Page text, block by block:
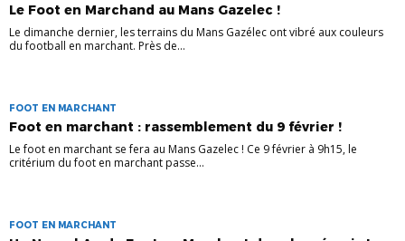
Le Foot en Marchand au Mans Gazelec !
Le dimanche dernier, les terrains du Mans Gazélec ont vibré aux couleurs
du football en marchant. Près de...
FOOT EN MARCHANT
Foot en marchant : rassemblement du 9 février !
Le foot en marchant se fera au Mans Gazelec ! Ce 9 février à 9h15, le
critérium du foot en marchant passe...
FOOT EN MARCHANT